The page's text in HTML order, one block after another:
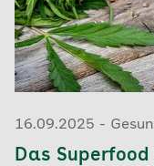
16.09.2025 -
Das